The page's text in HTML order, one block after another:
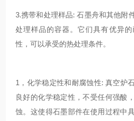
3.携带和处理样品: 石墨舟和其他附
处理样品的容器。它们具有优异
性，可以承受的热处理条件。
1，化学稳定性和耐腐蚀性: 真空炉
良好的化学稳定性，不受任何强酸
蚀。这使得石墨部件在使用过程中